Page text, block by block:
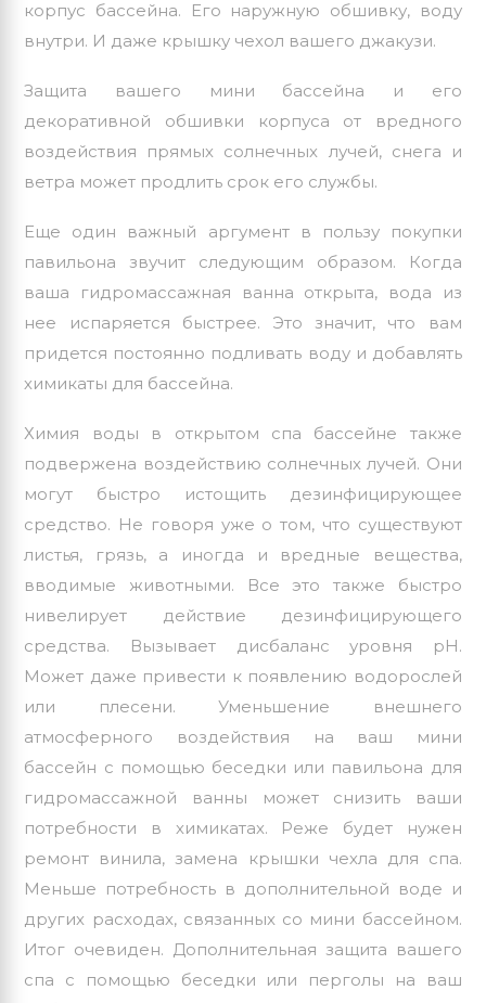
корпус бассейна. Его наружную обшивку, воду
внутри. И даже крышку чехол вашего джакузи.
Защита вашего мини бассейна и его
декоративной обшивки корпуса от вредного
воздействия прямых солнечных лучей, снега и
ветра может продлить срок его службы.
Еще один важный аргумент в пользу покупки
павильона звучит следующим образом. Когда
ваша гидромассажная ванна открыта, вода из
нее испаряется быстрее. Это значит, что вам
придется постоянно подливать воду и добавлять
химикаты для бассейна.
Химия воды в открытом спа бассейне также
подвержена воздействию солнечных лучей. Они
могут быстро истощить дезинфицирующее
средство. Не говоря уже о том, что существуют
листья, грязь, а иногда и вредные вещества,
вводимые животными. Все это также быстро
нивелирует действие дезинфицирующего
средства. Вызывает дисбаланс уровня рН.
Может даже привести к появлению водорослей
или плесени. Уменьшение внешнего
атмосферного воздействия на ваш мини
бассейн с помощью беседки или павильона для
гидромассажной ванны может снизить ваши
потребности в химикатах. Реже будет нужен
ремонт винила, замена крышки чехла для спа.
Меньше потребность в дополнительной воде и
других расходах, связанных со мини бассейном.
Итог очевиден. Дополнительная защита вашего
спа с помощью беседки или перголы на ваш